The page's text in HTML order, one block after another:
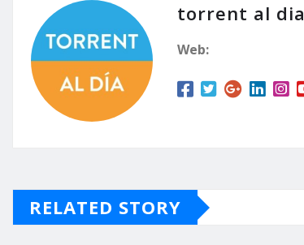
torrent al dia
Web:
RELATED STORY